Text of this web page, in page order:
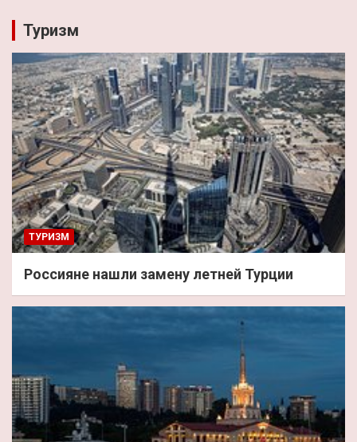
Туризм
ТУРИЗМ
Россияне нашли замену летней Турции